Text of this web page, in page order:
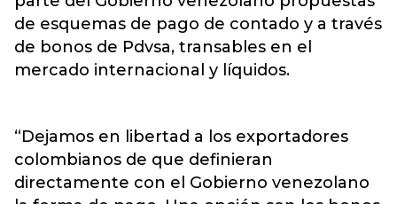
de esquemas de pago de contado y a través
de bonos de Pdvsa, transables en el
mercado internacional y líquidos.
“Dejamos en libertad a los exportadores
colombianos de que definieran
directamente con el Gobierno venezolano